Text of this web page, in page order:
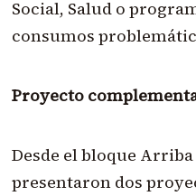
Social, Salud o
consumos
Proyecto
Desde el bloque
presentaron dos